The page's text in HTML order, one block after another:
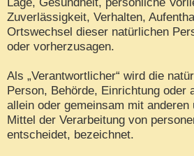
Zuverlässigkeit, Verhalten,
Ortswechsel dieser natürlichen
oder vorherzusagen.
Als „Verantwortlicher“ wird die
Person, Behörde, Einrichtung oder
allein oder gemeinsam mit
Mittel der Verarbeitung von
entscheidet, bezeichnet.